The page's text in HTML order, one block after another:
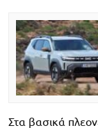
Στα βασικά